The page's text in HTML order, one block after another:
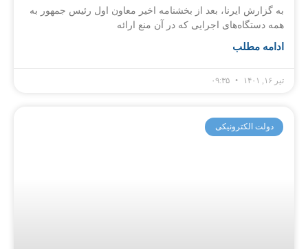
به گزارش ایرنا، بعد از بخشنامه اخیر معاون اول رئیس جمهور به
همه دستگاه‌های اجرایی که در آن منع ارائه
ادامه مطلب
تیر ۱۶, ۱۴۰۱
دولت الکترونیکی